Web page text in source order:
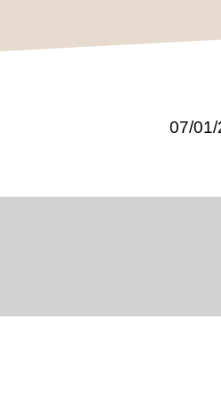
07/